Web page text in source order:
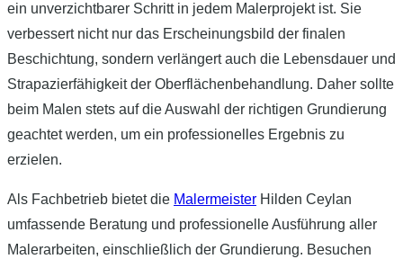
ein unverzichtbarer Schritt in jedem Malerprojekt ist. Sie
verbessert nicht nur das Erscheinungsbild der finalen
Beschichtung, sondern verlängert auch die Lebensdauer und
Strapazierfähigkeit der Oberflächenbehandlung. Daher sollte
beim Malen stets auf die Auswahl der richtigen Grundierung
geachtet werden, um ein professionelles Ergebnis zu
erzielen.
Als Fachbetrieb bietet die Malermeister Hilden Ceylan
umfassende Beratung und professionelle Ausführung aller
Malerarbeiten, einschließlich der Grundierung. Besuchen